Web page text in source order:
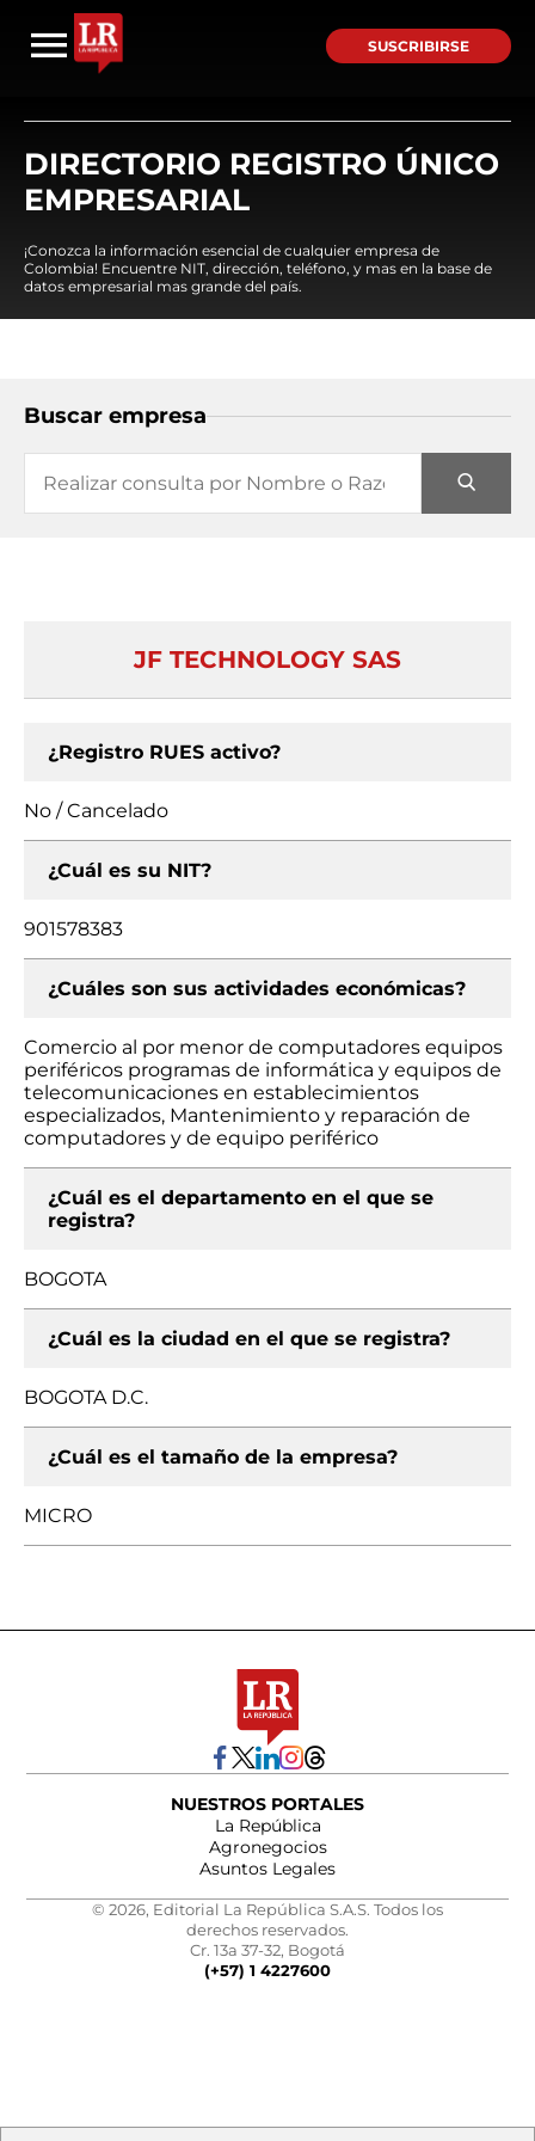
SUSCRIBIRSE
DIRECTORIO REGISTRO ÚNICO
EMPRESARIAL
¡Conozca la información esencial de cualquier empresa de
Colombia! Encuentre NIT, dirección, teléfono, y mas en la base de
datos empresarial mas grande del país.
Buscar empresa
JF TECHNOLOGY SAS
¿Registro RUES activo?
No / Cancelado
¿Cuál es su NIT?
901578383
¿Cuáles son sus actividades económicas?
Comercio al por menor de computadores equipos
periféricos programas de informática y equipos de
telecomunicaciones en establecimientos
especializados, Mantenimiento y reparación de
computadores y de equipo periférico
¿Cuál es el departamento en el que se
registra?
BOGOTA
¿Cuál es la ciudad en el que se registra?
BOGOTA D.C.
¿Cuál es el tamaño de la empresa?
MICRO
NUESTROS PORTALES
La República
Agronegocios
Asuntos Legales
© 2026, Editorial La República S.A.S. Todos los
derechos reservados.
Cr. 13a 37-32, Bogotá
(+57) 1 4227600